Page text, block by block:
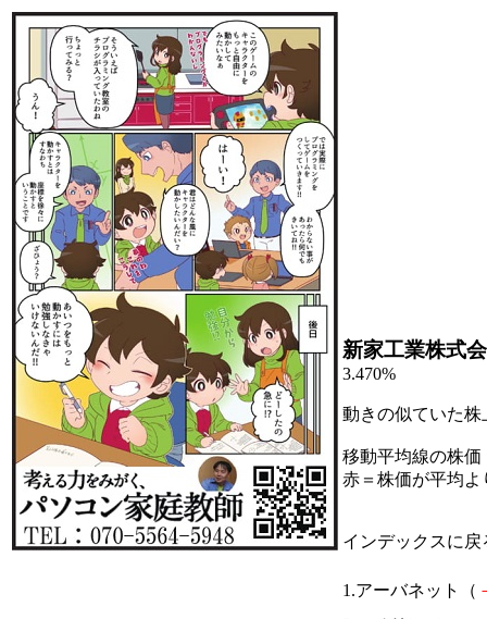
新家工業株式
3.470%
動きの似ていた
移動平均線の株価
赤＝株価が平均
インデックスに戻
1.アーバネット（